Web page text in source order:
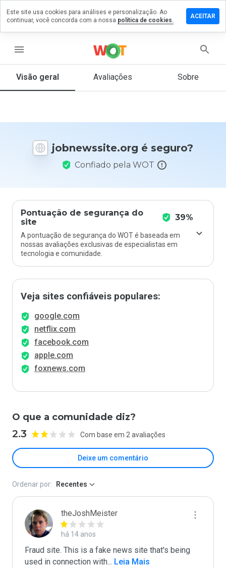
menu
Visão geral Avaliações Sobre
jobnewssite.org é seguro?
Confiado pela WOT
Pontuação de segurança do
site
39%
A pontuação de segurança do WOT é baseada em
nossas avaliações exclusivas de especialistas em
tecnologia e comunidade.
Veja sites confiáveis populares:
google.com
netflix.com
facebook.com
apple.com
foxnews.com
O que a comunidade diz?
2.3 Com base em 2 avaliações
Deixe um comentário
um
em
De 1
nota
Ordenar por: Recentes
theJoshMeister
há 14 anos
Fraud site. This is a fake news site that's being
used in connection with... Leia Mais
Este site usa cookies para análises e personalização. Ao
continuar, você concorda com a nossa política de cookies.
ACEITAR